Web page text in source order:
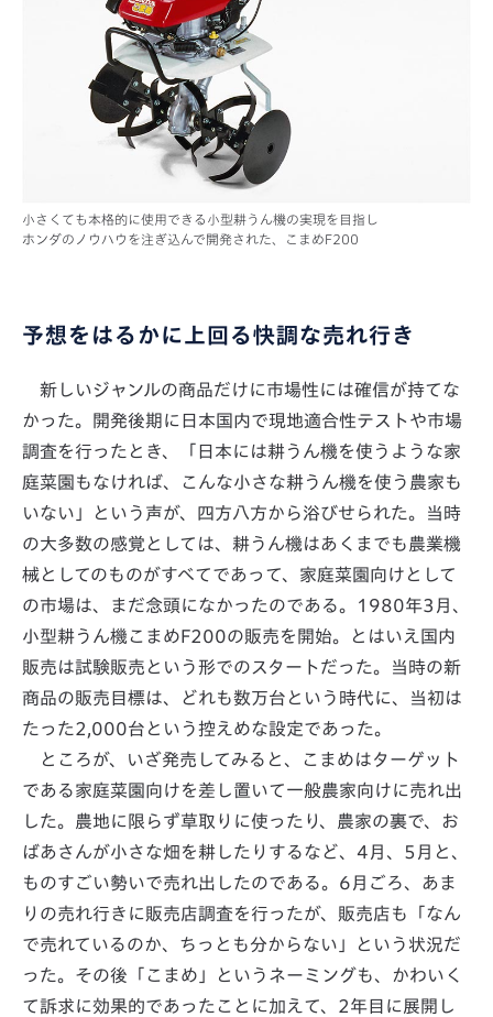
小さくても本格的に使用できる小型耕うん機の実現を目指し
ホンダのノウハウを注ぎ込んで開発された、こまめF200
予想をはるかに上回る快調な売れ行き
新しいジャンルの商品だけに市場性には確信が持てな
かった。開発後期に日本国内で現地適合性テストや市場
調査を行ったとき、「日本には耕うん機を使うような家
庭菜園もなければ、こんな小さな耕うん機を使う農家も
いない」という声が、四方八方から浴びせられた。当時
の大多数の感覚としては、耕うん機はあくまでも農業機
械としてのものがすべてであって、家庭菜園向けとして
の市場は、まだ念頭になかったのである。1980年3月、
小型耕うん機こまめF200の販売を開始。とはいえ国内
販売は試験販売という形でのスタートだった。当時の新
商品の販売目標は、どれも数万台という時代に、当初は
たった2,000台という控えめな設定であった。
ところが、いざ発売してみると、こまめはターゲット
である家庭菜園向けを差し置いて一般農家向けに売れ出
した。農地に限らず草取りに使ったり、農家の裏で、お
ばあさんが小さな畑を耕したりするなど、4月、5月と、
ものすごい勢いで売れ出したのである。6月ごろ、あま
りの売れ行きに販売店調査を行ったが、販売店も「なん
で売れているのか、ちっとも分からない」という状況だ
った。その後「こまめ」というネーミングも、かわいく
て訴求に効果的であったことに加えて、2年目に展開し